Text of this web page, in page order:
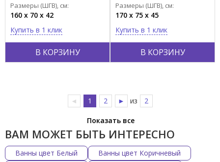
В КОРЗИНУ
Размеры (ШГВ), см:
160 x 70 x 42
Купить в 1 клик
В КОРЗИНУ
Размеры (ШГВ), см:
170 x 75 x 45
Купить в 1 клик
◄ 1 2 ► из 2
Показать все
ВАМ МОЖЕТ БЫТЬ ИНТЕРЕСНО
Ванны цвет Белый
Ванны цвет Коричневый